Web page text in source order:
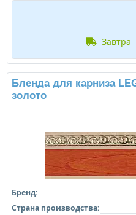
завтра
Бленда для карниза
золото
Бренд:
Страна производства: